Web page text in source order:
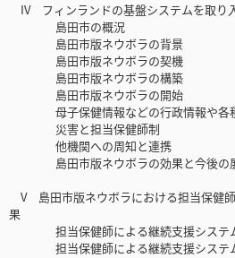
IV フィンランドの基盤システムを取り
島田市の概況
島田市版ネウボラの背景
島田市版ネウボラの契機
島田市版ネウボラの構築
島田市版ネウボラの開始
母子保健情報などの行政情報や各種
災害と担当保健師制
他機関への周知と連携
島田市版ネウボラの効果と今後の
V 島田市版ネウボラにおける担当保健
果
担当保健師による継続支援システム
担当保健師による継続支援システム